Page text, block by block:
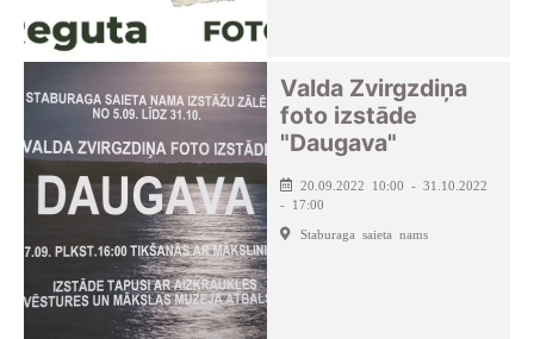
Valda Zvirgzdiņa
foto izstāde
"Daugava"
20.09.2022 10:00 - 31.10.2022
- 17:00
Staburaga saieta nams